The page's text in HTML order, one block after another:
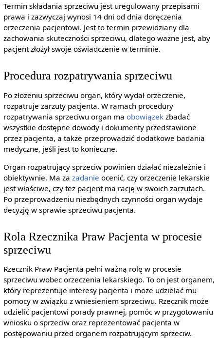
Termin składania sprzeciwu jest uregulowany przepisami
prawa i zazwyczaj wynosi 14 dni od dnia doręczenia
orzeczenia pacjentowi. Jest to termin przewidziany dla
zachowania skuteczności sprzeciwu, dlatego ważne jest, aby
pacjent złożył swoje oświadczenie w terminie.
Procedura rozpatrywania sprzeciwu
Po złożeniu sprzeciwu organ, który wydał orzeczenie,
rozpatruje zarzuty pacjenta. W ramach procedury
rozpatrywania sprzeciwu organ ma obowiązekzbadać
wszystkie dostępne dowody i dokumenty przedstawione
przez pacjenta, a także przeprowadzić dodatkowe badania
medyczne, jeśli jest to konieczne.
Organ rozpatrujący sprzeciw powinien działać niezależnie i
obiektywnie. Ma za zadanie ocenić, czy orzeczenie lekarskie
jest właściwe, czy też pacjent ma rację w swoich zarzutach.
Po przeprowadzeniu niezbędnych czynności organ wydaje
decyzję w sprawie sprzeciwu pacjenta.
Rola Rzecznika Praw Pacjenta w procesie
sprzeciwu
Rzecznik Praw Pacjenta pełni ważną rolę w procesie
sprzeciwu wobec orzeczenia lekarskiego. To on jest organem,
który reprezentuje interesy pacjenta i może udzielać mu
pomocy w związku z wniesieniem sprzeciwu. Rzecznik może
udzielić pacjentowi porady prawnej, pomóc w przygotowaniu
wniosku o sprzeciw oraz reprezentować pacjenta w
postępowaniu przed organem rozpatrującym sprzeciw.